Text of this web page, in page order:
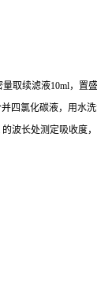
取续滤液10ml，置
并四氯化碳液，用水
的波长处测定吸收度